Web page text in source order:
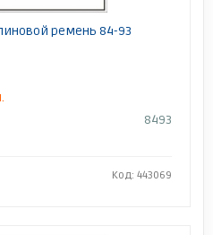
ремень 84-93
8493
Код: 443069